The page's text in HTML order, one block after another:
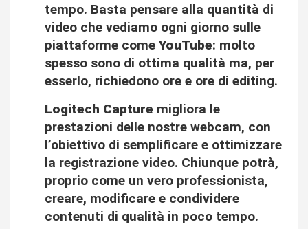
tempo. Basta pensare alla quantità di
video che vediamo ogni giorno sulle
piattaforme comeYouTube: molto
spesso sono di ottima qualità ma, per
esserlo, richiedono ore e ore di editing.
Logitech Capture migliora le
prestazioni delle nostre webcam, con
l’obiettivo di semplificare e ottimizzare
la registrazione video. Chiunque potrà,
proprio come un vero professionista,
creare, modificare e condividere
contenuti di qualità in poco tempo.